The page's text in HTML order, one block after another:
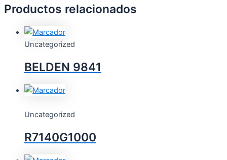
Productos relacionados
Uncategorized
BELDEN 9841
Uncategorized
R7140G1000